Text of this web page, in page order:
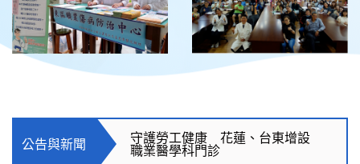
公告與新聞
下背痛、下肢痠麻 可能是職業疾
病！
守護勞工健康 花蓮、台東增設
職業醫學科門診